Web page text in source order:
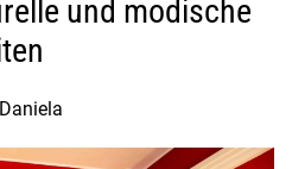
S
p
z
i
und modische
Daniela